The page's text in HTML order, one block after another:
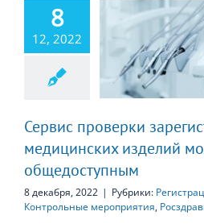
8
12, 2022
проверки
может стать
Сервис проверки
медицинских изделий
общедоступным
8 декабря, 2022 | Рубрики:
Контрольные мероприятия,